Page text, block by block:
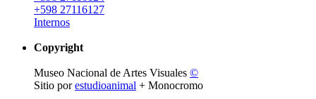
+598 27116127
Internos
Copyright
Museo Nacional de Artes Visuales ©
Sitio porestudioanimal + Monocromo